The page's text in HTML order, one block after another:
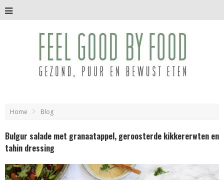
Home Blog
Bulgur salade met granaatappel, geroosterde kikkererwten en
tahin dressing